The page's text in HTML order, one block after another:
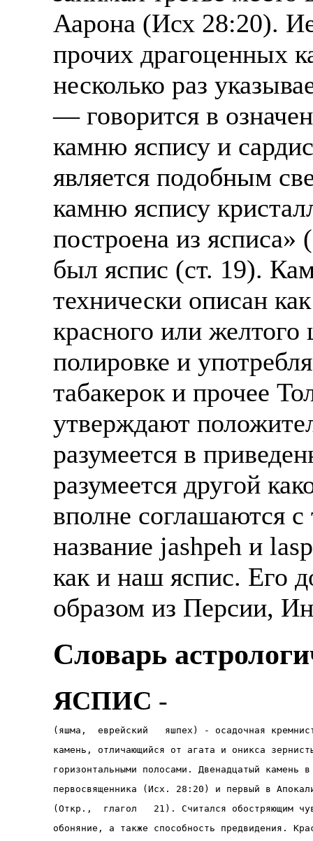
Жилье
Премии. Официальное
часов. 5-6 дневная
ПРОЦЕСС
оформление
работодателя >
прохождение
подобранной заранее
предприятие и место
Лицензия по
ВОЗМОЖНО
ИЗ ЛЮБОГО
Также смотрите
отправке в другие
А также
рабочий,
стикеровщик.
# работа за границей
# работа за рубежом
# трудоустройство за
# трудоустройство за
Подписывать
клиентов, как выгодно
В ходе консультации
доп. услуги
банка на телефон), за
плату.
Пожалуйста, НЕ
Опыт не нужен, но
позициях: менеджер,
представитель,
курьер, курьер
продажам.
В таких банках, как
Промсвязьбанк,
А также в компаниях:
СДЭК, ПЭК и т.д.
В направлениях: без
консультирование,
Аарона (Исх 28:20).
прочих драгоценных
несколько раз
— говорится в
камню яспису и
является подобным
камню яспису
построена из ясписа»
был яспис (ст. 19).
технически описан
красного или желтого
полировке и
табакерок и прочее
утверждают
разумеется в
разумеется другой
вполне соглашаются с
название jashpeh и
как и наш яспис. Его
образом из Персии,
Словарь
ЯСПИС -
(яшма,  еврейский   яшпех) - осадочная
камень, отличающийся от агата и оникса
горизонтальными полосами. Двенадцатый камень
первосвященника (Исх. 28:20) и первый в
(Откр.,  глагол   21). Считался обостряющим
обоняние, а также способность предвидения.